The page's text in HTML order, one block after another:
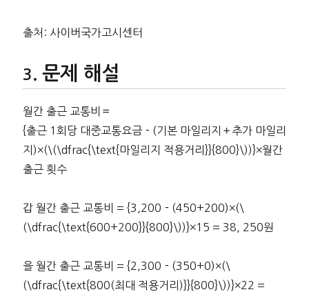
출처: 사이버국가고시센터
문제 해설
월간 출근 교통비＝
{출근 1회당 대중교통요금－(기본 마일리지＋추가 마일리
지)×(\(\dfrac{\text{마일리지 적용거리}}{800}\))}×월간
출근 횟수
갑 월간 출근 교통비 = {3,200－(450+200)×(\
(\dfrac{\text{600+200}}{800}\))}×15 = 38, 250원
을 월간 출근 교통비 = {2,300－(350+0)×(\
(\dfrac{\text{800(최대 적용거리)}}{800}\))}×22 =